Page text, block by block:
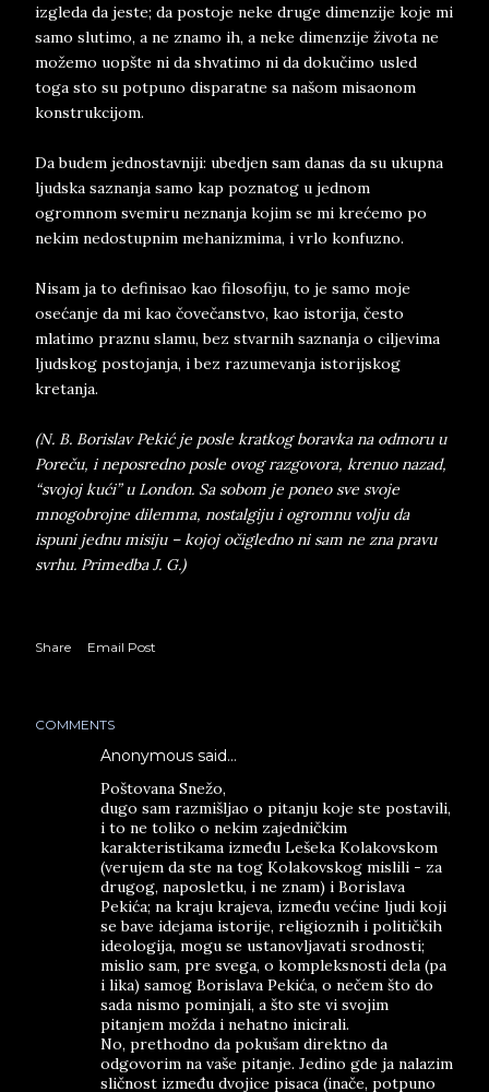
izgleda da jeste; da postoje neke druge dimenzije koje mi
samo slutimo, a ne znamo ih, a neke dimenzije života ne
možemo uopšte ni da shvatimo ni da dokučimo usled
toga sto su potpuno disparatne sa našom misaonom
konstrukcijom.
Da budem jednostavniji: ubedjen sam danas da su ukupna
ljudska saznanja samo kap poznatog u jednom
ogromnom svemiru neznanja kojim se mi krećemo po
nekim nedostupnim mehanizmima, i vrlo konfuzno.
Nisam ja to definisao kao filosofiju, to je samo moje
osećanje da mi kao čovečanstvo, kao istorija, često
mlatimo praznu slamu, bez stvarnih saznanja o ciljevima
ljudskog postojanja, i bez razumevanja istorijskog
kretanja.
(N. B. Borislav Pekić je posle kratkog boravka na odmoru u
Poreču, i neposredno posle ovog razgovora, krenuo nazad,
“svojoj kući” u London. Sa sobom je poneo sve svoje
mnogobrojne dilemma, nostalgiju i ogromnu volju da
ispuni jednu misiju – kojoj očigledno ni sam ne zna pravu
svrhu. Primedba J. G.)
Share Email Post
COMMENTS
Anonymous said…
Poštovana Snežo,
dugo sam razmišljao o pitanju koje ste postavili,
i to ne toliko o nekim zajedničkim
karakteristikama između Lešeka Kolakovskom
(verujem da ste na tog Kolakovskog mislili - za
drugog, naposletku, i ne znam) i Borislava
Pekića; na kraju krajeva, između većine ljudi koji
se bave idejama istorije, religioznih i političkih
ideologija, mogu se ustanovljavati srodnosti;
mislio sam, pre svega, o kompleksnosti dela (pa
i lika) samog Borislava Pekića, o nečem što do
sada nismo pominjali, a što ste vi svojim
pitanjem možda i nehatno inicirali.
No, prethodno da pokušam direktno da
odgovorim na vaše pitanje. Jedino gde ja nalazim
sličnost između dvojice pisaca (inače, potpuno